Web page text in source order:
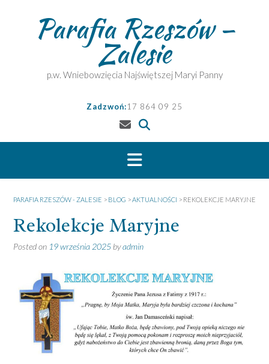
Parafia Rzeszów –
Zalesie
p.w. Wniebowzięcia Najświętszej Maryi Panny
Zadzwoń:17 864 09 25
PARAFIA RZESZÓW - ZALESIE > BLOG >AKTUALNOŚCI > REKOLEKCJE MARYJNE
Rekolekcje Maryjne
Posted on 19 września 2025 byadmin